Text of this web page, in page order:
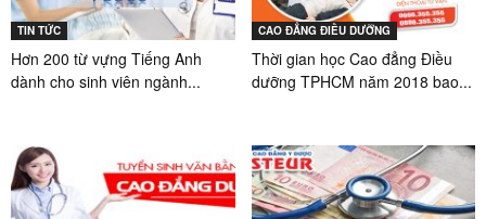
TIN TỨC
Hơn 200 từ vựng Tiếng Anh
dành cho sinh viên ngành...
CAO ĐẲNG ĐIỀU DƯỠNG
Thời gian học Cao đẳng Điều
dưỡng TPHCM năm 2018 bao...